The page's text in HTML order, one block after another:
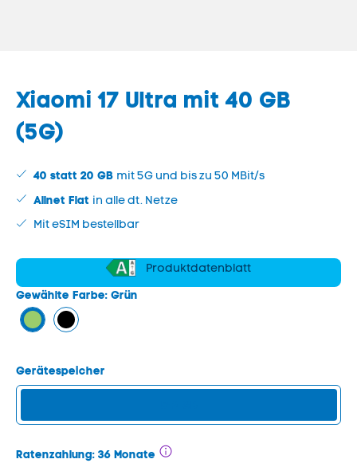
Xiaomi 17 Ultra mit 40 GB
(5G)
40 statt 20 GB mit 5G und bis zu 50 MBit/s
Allnet Flat in alle dt. Netze
Mit eSIM bestellbar
Produktdatenblatt
Gewählte Farbe: Grün
Gerätespeicher
Ratenzahlung: 36 Monate